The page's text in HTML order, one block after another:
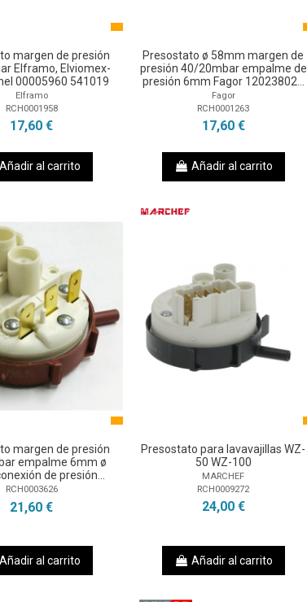
margen de presión
Elframo, Elviomex-
00005960 541019
Elframo
RCH0001958
17,60 €
Añadir al carrito
Presostato ø 58mm margen de
presión 40/20mbar empalme de
presión 6mm Fagor 12023802...
Fagor
RCH0001263
17,60 €
Añadir al carrito
margen de presión
empalme 6mm ø
de presión...
RCH0003626
21,60 €
Añadir al carrito
Presostato para lavavajillas WZ-
50 WZ-100
MARCHEF
RCH0009272
24,00 €
Añadir al carrito